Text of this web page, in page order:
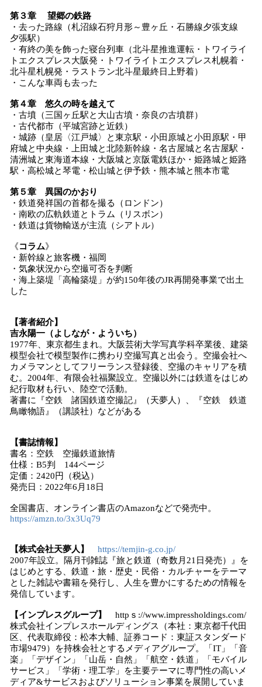
第３章 望郷の鉄路
・去った路線（札沼線石狩月形～豊ヶ丘・石勝線夕張支線
夕張駅）
・有終の美を飾った寝台列車（北斗星推進運転・トワイライ
トエクスプレス大阪発・トワイライトエクスプレス札幌着・
北斗星札幌発・ラストラン北斗星最終日上野着）
・こんな車両も去った
第４章 悠久の時を越えて
・古墳（三国ヶ丘駅と大山古墳・奈良の古墳群）
・古代都市（平城宮跡と近鉄）
・城跡（皇居〈江戸城〉と東京駅・小田原城と小田原駅・甲
府城と中央線・上田城と北陸新幹線・名古屋城と名古屋駅・
清洲城と東海道本線・大阪城と京阪電鉄ほか・姫路城と姫路
駅・高松城と琴電・松山城と伊予鉄・熊本城と熊本市電
第５章 異国のかおり
・鉄道発祥国の首都を撮る（ロンドン）
・南欧の広軌鉄道とトラム（リスボン）
・鉄道は貨物輸送が主流（シアトル）
《コラム》
・新幹線と旅客機・福岡
・気象状況から空撮可否を判断
・海上築堤「高輪築堤」が約150年後のJR再開発事業で出土
した
【著者紹介】
吉永陽一（よしなが・よういち）
1977年、東京都生まれ。大阪芸術大学写真学科卒業後、建築
模型会社で模型製作に携わり空撮写真と出会う。空撮会社へ
カメラマンとしてフリーランス登録後、空撮のキャリアを積
む。2004年、有限会社福聚設立。空撮以外には鉄道をはじめ
紀行取材も行い、陸空で活動。
著書に『空鉄 諸国鉄道空撮記』（天夢人）、『空鉄 鉄道
鳥瞰物語』（講談社）などがある
【書誌情報】
書名：空鉄 空撮鉄道旅情
仕様：B5判 144ページ
定価：2420円（税込）
発売日：2022年6月18日
全国書店、オンライン書店のAmazonなどで発売中。
https://amzn.to/3x3Uq79
【株式会社天夢人】
https://temjin-g.co.jp/
2007年設立。隔月刊雑誌『旅と鉄道（奇数月21日発売）』を
はじめとする、鉄道・旅・歴史・民俗・カルチャーをテーマ
とした雑誌や書籍を発行し、人生を豊かにするための情報を
発信しています。
【インプレスグループ】
httpｓ://www.impressholdings.com/
株式会社インプレスホールディングス（本社：東京都千代田
区、代表取締役：松本大輔、証券コード：東証スタンダード
市場9479）を持株会社とするメディアグループ。「IT」「音
楽」「デザイン」「山岳・自然」「航空・鉄道」「モバイル
サービス」「学術・理工学」を主要テーマに専門性の高いメ
ディア&サービスおよびソリューション事業を展開していま